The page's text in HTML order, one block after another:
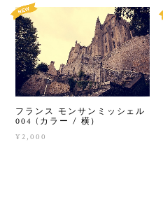
フランス モンサンミッシェル
004 (カラー / 横）
¥2,000